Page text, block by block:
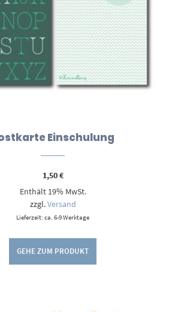
Einschulung
1,50€
Enthält 19% MwSt.
zzgl.Versand
Lieferzeit: ca. 6-9 Werktage
GEHE ZUM PRODUKT